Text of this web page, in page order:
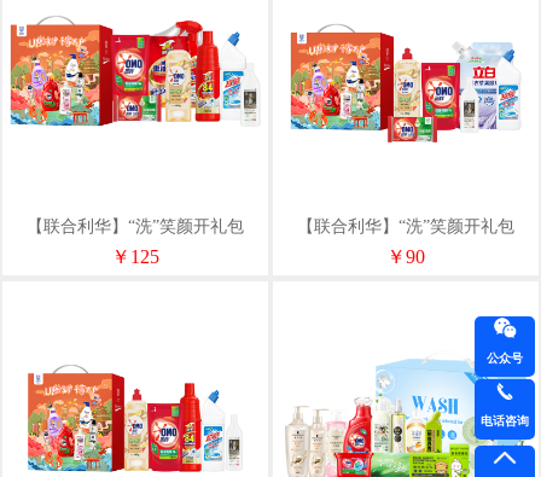
【联合利华】“洗”笑颜开礼包
C1（净含量3320g）
￥125
【联合利华】“洗”笑颜开礼包
B1（净含量2800g）
￥90
公众号
电话咨询